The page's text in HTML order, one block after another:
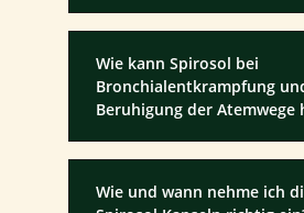
Wie kann Spirosol bei
Bronchialentkrampfung
Beruhigung der Atemwege
Wie und wann nehme ich